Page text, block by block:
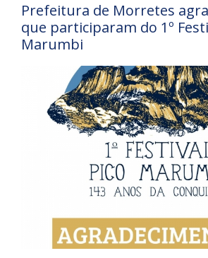
Prefeitura de Morretes
que participaram do 1º
Marumbi